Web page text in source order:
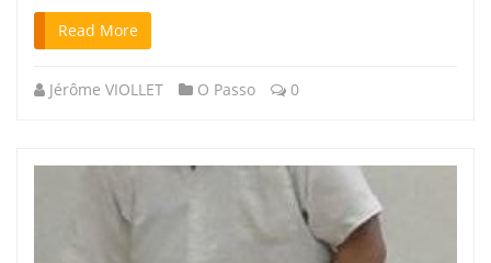
Read More
Jérôme VIOLLET O Passo 0